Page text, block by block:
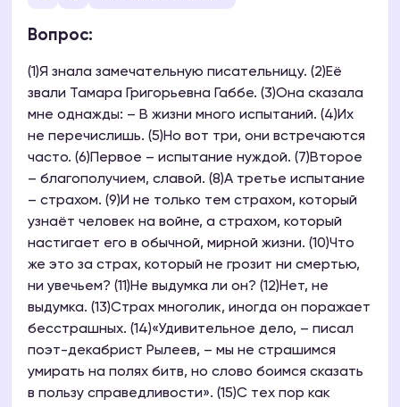
Вопрос:
(1)Я знала замечательную писательницу. (2)Её
звали Тамара Григорьевна Габбе. (3)Она сказала
мне однажды: – В жизни много испытаний. (4)Их
не перечислишь. (5)Но вот три, они встречаются
часто. (6)Первое – испытание нуждой. (7)Второе
– благополучием, славой. (8)А третье испытание
– страхом. (9)И не только тем страхом, который
узнаёт человек на войне, а страхом, который
настигает его в обычной, мирной жизни. (10)Что
же это за страх, который не грозит ни смертью,
ни увечьем? (11)Не выдумка ли он? (12)Нет, не
выдумка. (13)Страх многолик, иногда он поражает
бесстрашных. (14)«Удивительное дело, – писал
поэт-декабрист Рылеев, – мы не страшимся
умирать на полях битв, но слово боимся сказать
в пользу справедливости». (15)С тех пор как